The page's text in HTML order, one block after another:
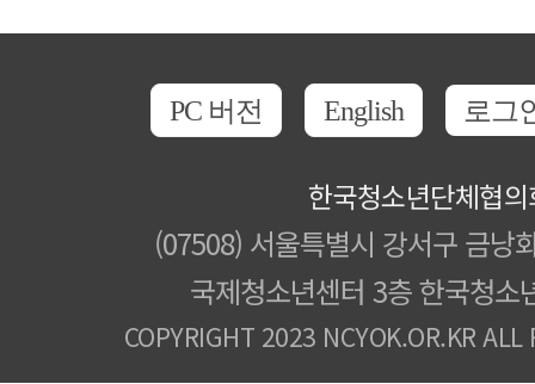
PC 버전 English 로그
한국청소년단체협
(07508) 서울특별시 강서구 금낭
국제청소년센터 3층 한국청소
COPYRIGHT 2023 NCYOK.OR.KR ALL